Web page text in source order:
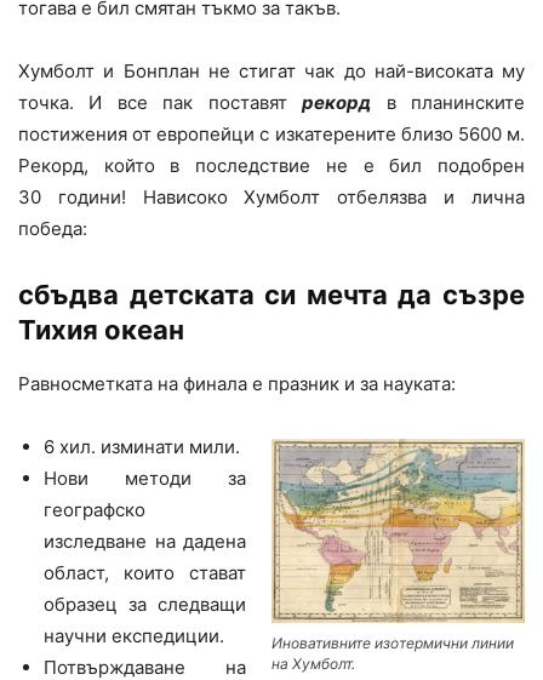
тогава е бил смятан тъкмо за такъв.
Хумболт и Бонплан не стигат чак до най-високата му
точка. И все пак поставятрекорд в планинските
постижения от европейци с изкатерените близо 5600 м.
Рекорд, който в последствие не е бил подобрен
30 години! Нависоко Хумболт отбелязва и лична
победа:
сбъдва детската си мечта да съзре
Тихия океан
Равносметката на финала е празник и за науката:
Иновативните изотермични линии
на Хумболт.
6 хил. изминати мили.
Нови методи за
географско
изследване на дадена
област, които стават
образец за следващи
научни експедиции.
Потвърждаване на